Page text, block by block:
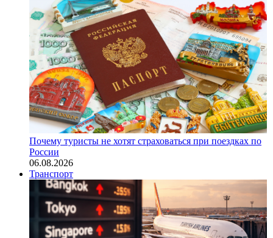
Почему туристы не хотят страховаться при поездках по
России
06.08.2026
Транспорт